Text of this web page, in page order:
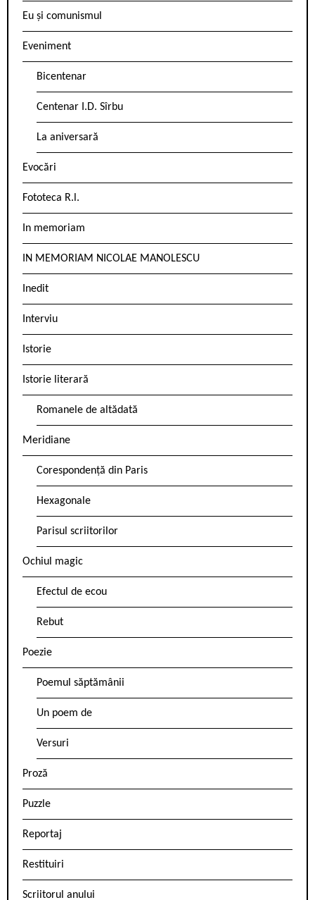
Eu și comunismul
Eveniment
Bicentenar
Centenar I.D. Sîrbu
La aniversară
Evocări
Fototeca R.l.
In memoriam
IN MEMORIAM NICOLAE MANOLESCU
Inedit
Interviu
Istorie
Istorie literară
Romanele de altădată
Meridiane
Corespondență din Paris
Hexagonale
Parisul scriitorilor
Ochiul magic
Efectul de ecou
Rebut
Poezie
Poemul săptămânii
Un poem de
Versuri
Proză
Puzzle
Reportaj
Restituiri
Scriitorul anului